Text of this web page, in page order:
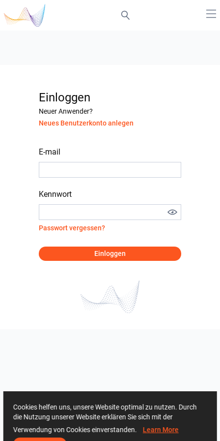
Einloggen
Neuer Anwender?
Neues Benutzerkonto anlegen
E-mail
Kennwort
Passwort vergessen?
Einloggen
Cookies helfen uns, unsere Website optimal zu nutzen. Durch
die Nutzung unserer Website erklären Sie sich mit der
Verwendung von Cookies einverstanden. Learn More